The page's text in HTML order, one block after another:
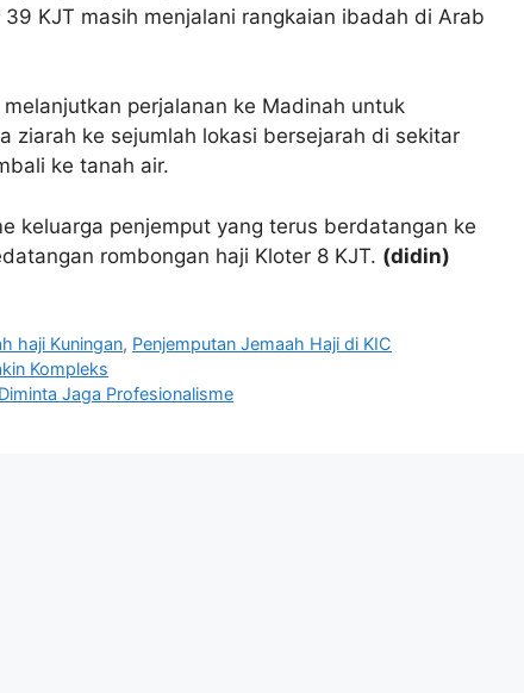
KJT masih menjalani rangkaian ibadah di Arab
perjalanan ke Madinah untuk
ziarah ke sejumlah lokasi bersejarah di sekitar
ke tanah air.
keluarga penjemput yang terus berdatangan ke
rombongan haji Kloter 8 KJT. (didin)
haji Kuningan, Penjemputan Jemaah Haji di KIC
Kompleks‎
Jaga Profesionalisme